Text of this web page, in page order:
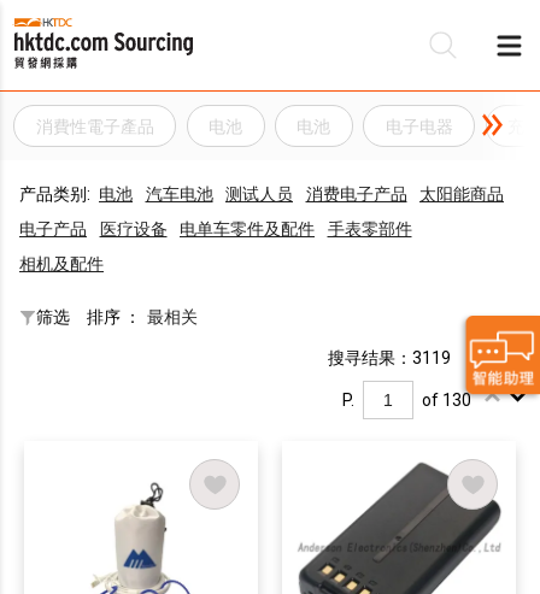
消費性電子產品 电池 电池 电子电器
产品类别: 电池 汽车电池 测试人员 消费电子产品
太阳能商品
电子产品
医疗设备 电单车零件及配件
手表零部件
相机及配件
筛选 排序 ： 最相关
搜寻结果：3119
P. of 130